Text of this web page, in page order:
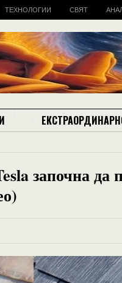
ТЕХНОЛОГИИ СВЯТ
започна да